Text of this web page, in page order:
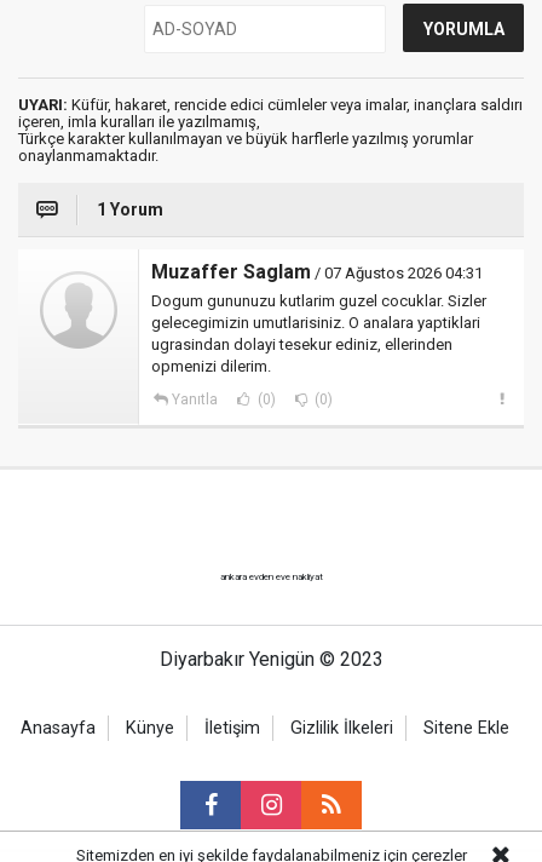
UYARI: Küfür, hakaret, rencide edici cümleler veya imalar, inançlara saldırı
içeren, imla kuralları ile yazılmamış,
Türkçe karakter kullanılmayan ve büyük harflerle yazılmış yorumlar
onaylanmamaktadır.
1 Yorum
Muzaffer Saglam / 07 Ağustos 2026 04:31
Dogum gununuzu kutlarim guzel cocuklar. Sizler
gelecegimizin umutlarisiniz. O analara yaptiklari
ugrasindan dolayi tesekur ediniz, ellerinden
opmenizi dilerim.
Yanıtla (0) (0)
ankara evden eve nakliyat
Diyarbakır Yenigün © 2023
Anasayfa Künye İletişim Gizlilik İlkeleri Sitene Ekle
Sitemizden en iyi şekilde faydalanabilmeniz için çerezler